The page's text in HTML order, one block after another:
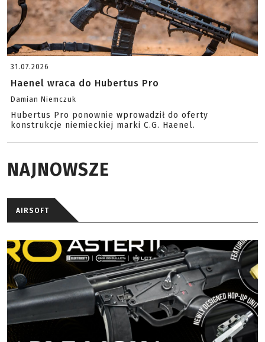
31.07.2026
Haenel wraca do Hubertus Pro
Damian Niemczuk
Hubertus Pro ponownie wprowadził do oferty
konstrukcje niemieckiej marki C.G. Haenel.
NAJNOWSZE
AIRSOFT